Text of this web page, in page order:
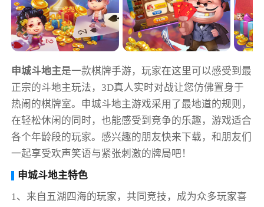
申城斗地主是一款棋牌手游，玩家在这里可以感受到最
正宗的斗地主玩法，3D真人实时对战让您仿佛置身于
热闹的棋牌室。申城斗地主游戏采用了最地道的规则，
在轻松休闲的同时，也能感受到竞争的乐趣，游戏适合
各个年龄段的玩家。感兴趣的朋友快来下载，和朋友们
一起享受欢声笑语与紧张刺激的牌局吧！
申城斗地主特色
1、来自五湖四海的玩家，共同竞技，成为众多玩家喜